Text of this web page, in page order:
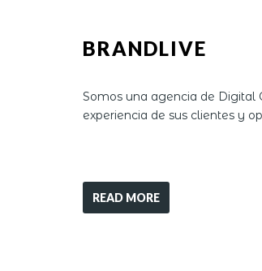
BRANDLIVE
Somos una agencia de Digital
experiencia de sus clientes y
READ MORE